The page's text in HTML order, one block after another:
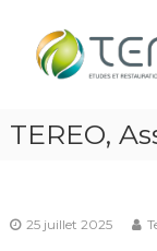
content
TEREO
étude
espaces
naturels
TEREO,
25 juillet 2025